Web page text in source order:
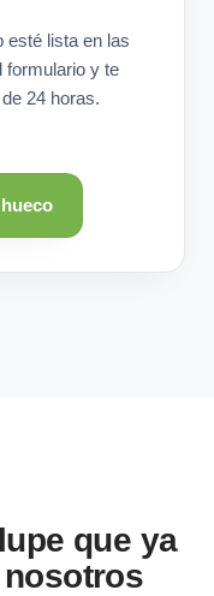
esté lista en las
formulario y te
24 horas.
que ya